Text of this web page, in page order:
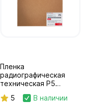
Пленка
радиографическая
техническая Р5
5 В наличии